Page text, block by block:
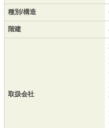
種別/構造
階建
取扱会社